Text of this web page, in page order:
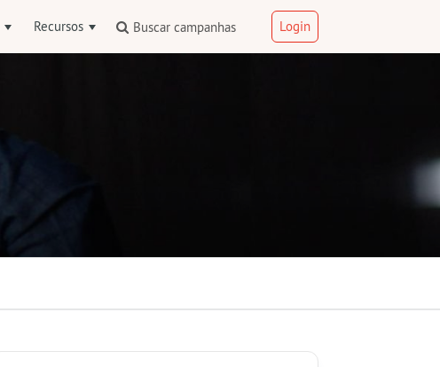
Recursos Buscar campanhas Login